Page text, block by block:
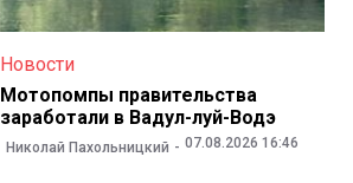
Новости
Мотопомпы правительства
заработали в Вадул-луй-Водэ
Николай Пахольницкий 07.08.2026 16:46